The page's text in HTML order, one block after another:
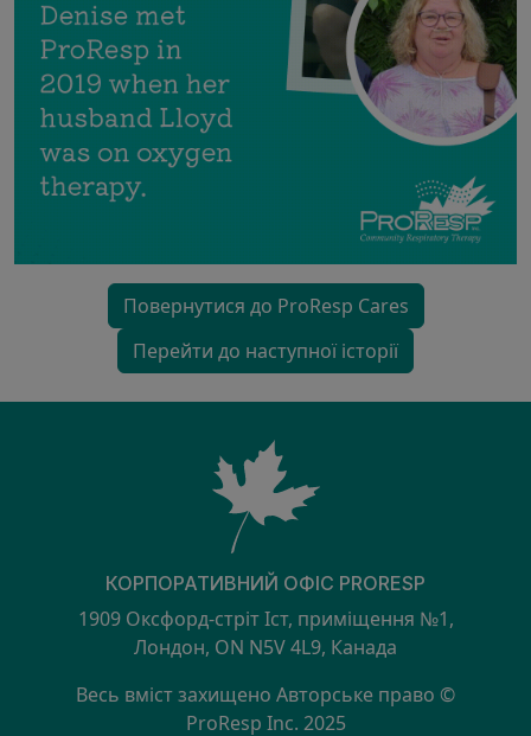
Повернутися до ProResp Cares
Перейти до наступної історії
КОРПОРАТИВНИЙ ОФІС PRORESP
1909 Оксфорд-стріт Іст, приміщення №1,
Лондон, ON N5V 4L9, Канада
Весь вміст захищено Авторське право ©
ProResp Inc. 2025